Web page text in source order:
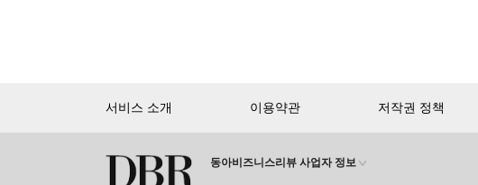
서비스 소개 이용약관 저작권 정책
동아비즈니스리뷰 사업자 정보